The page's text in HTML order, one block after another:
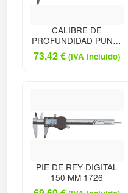
CALIBRE DE
PROFUNDIDAD PUNTA
73,42€ (IVA incluido)
PIE DE REY DIGITAL
150 MM 1726